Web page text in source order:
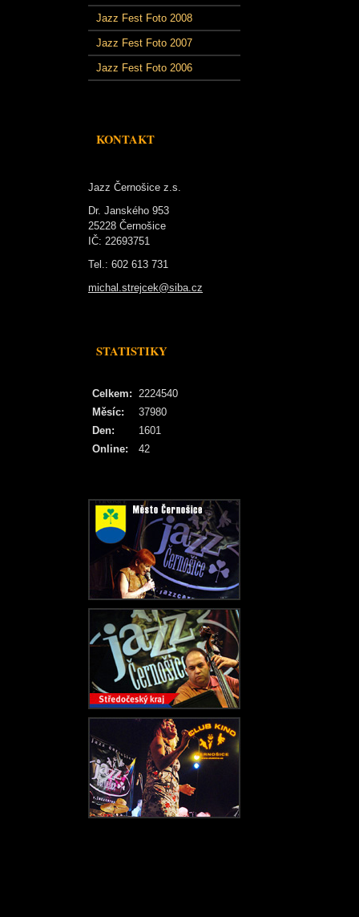
Jazz Fest Foto 2008
Jazz Fest Foto 2007
Jazz Fest Foto 2006
KONTAKT
Jazz Černošice z.s.
Dr. Janského 953
25228 Černošice
IČ: 22693751
Tel.: 602 613 731
michal.strejcek@siba.cz
STATISTIKY
Online: 42
Celkem: 2224540
Měsíc:
37980
Den:
1601